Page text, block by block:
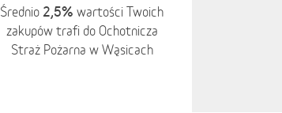
Średnio 2,5% wartości Twoich
zakupów trafi do Ochotnicza
Straż Pożarna w Wąsicach